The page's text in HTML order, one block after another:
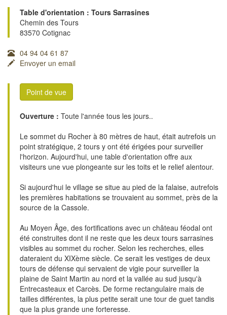
Table d'orientation : Tours Sarrasines
Chemin des Tours
83570 Cotignac
04 94 04 61 87
Envoyer un email
Point de vue
Ouverture : Toute l'année tous les jours..
Le sommet du Rocher à 80 mètres de haut, était autrefois un
point stratégique, 2 tours y ont été érigées pour surveiller
l'horizon. Aujourd'hui, une table d'orientation offre aux
visiteurs une vue plongeante sur les toits et le relief alentour.
Si aujourd'hui le village se situe au pied de la falaise, autrefois
les premières habitations se trouvaient au sommet, près de la
source de la Cassole.
Au Moyen Âge, des fortifications avec un château féodal ont
été construites dont il ne reste que les deux tours sarrasines
visibles au sommet du rocher. Selon les recherches, elles
dateraient du XIXème siècle. Ce serait les vestiges de deux
tours de défense qui servaient de vigie pour surveiller la
plaine de Saint Martin au nord et la vallée au sud jusqu'à
Entrecasteaux et Carcès. De forme rectangulaire mais de
tailles différentes, la plus petite serait une tour de guet tandis
que la plus grande une forteresse.